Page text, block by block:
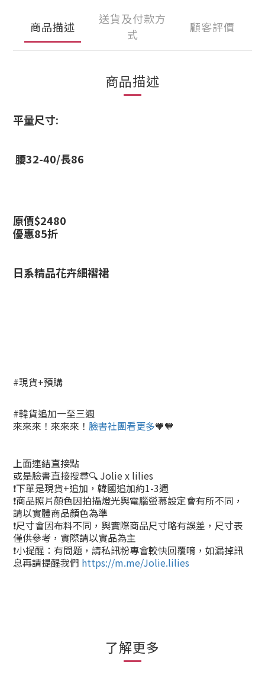
商品描述
送貨及付款方
式
顧客評價
商品描述
平量尺寸:
腰32-40/長86
原價$2480
優惠85折
日系精品花卉細褶裙
#現貨+預購
#韓貨追加一至三週
來來來！來來來！ 臉書社團看更多🧡🧡
上面連結直接點
或是臉書直接搜尋🔍 Jolie x lilies
❗下單是現貨+追加，韓國追加約1-3週
❗商品照片顏色因拍攝燈光與電腦螢幕設定會有所不同，
請以實體商品顏色為準
❗尺寸會因布料不同，與實際商品尺寸略有誤差，尺寸表
僅供參考，實際請以實品為主
❗小提醒：有問題，請私訊粉專會較快回覆唷，如漏掉訊
息再請提醒我們 https://m.me/Jolie.lilies
了解更多